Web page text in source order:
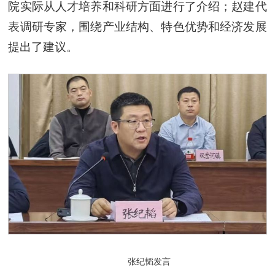
院实际从人才培养和科研方面进行了介绍；赵建代
表调研专家，围绕产业结构、特色优势和经济发展
提出了建议。
张纪韬发言